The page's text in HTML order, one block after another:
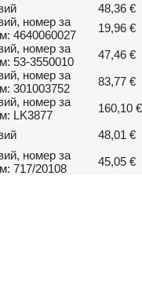
48,36 €
номер за
4640060027
19,96 €
номер за
53-3550010
47,46 €
номер за
301003752
83,77 €
номер за
LK3877
160,10 €
48,01 €
номер за
717/20108
45,05 €